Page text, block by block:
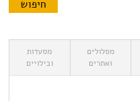
מסלולים
ואתרים
מסעדות
ובילויים